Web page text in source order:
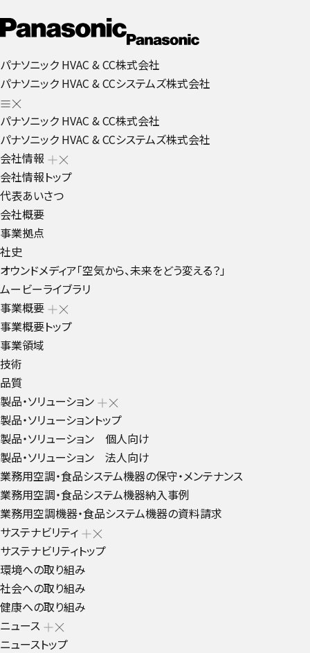
パナソニック HVAC & CC株式会社
パナソニック HVAC & CCシステムズ株式会社
パナソニック HVAC & CC株式会社
パナソニック HVAC & CCシステムズ株式会社
会社情報
会社情報トップ
代表あいさつ
会社概要
事業拠点
社史
オウンドメディア「空気から、未来をどう変える？」
ムービーライブラリ
事業概要
事業概要トップ
事業領域
技術
品質
製品・ソリューション
製品・ソリューショントップ
製品・ソリューション 個人向け
製品・ソリューション 法人向け
業務用空調・食品システム機器の保守・メンテナンス
業務用空調・食品システム機器納入事例
業務用空調機器・食品システム機器の資料請求
サステナビリティ
サステナビリティトップ
環境への取り組み
社会への取り組み
健康への取り組み
ニュース
ニューストップ